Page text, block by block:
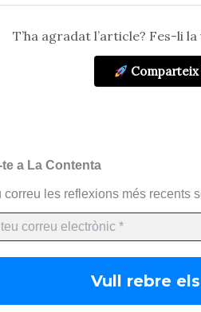
T’ha agradat l’article? Fes-li
Comparteix
a La Contenta
correu les reflexions més recents